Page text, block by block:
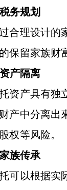
务规划
合理设计的
保留家族财
产隔离
资产具有独
产中分离出
权等风险。
族传承
可以根据实